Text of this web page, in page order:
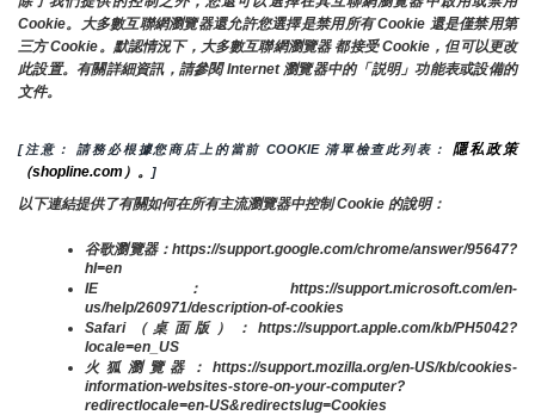
Cookie。大多數互聯網瀏覽器還允許您選擇是禁用所有 Cookie 還是僅禁用第
三方 Cookie。默認情況下，大多數互聯網瀏覽器 都接受 Cookie，但可以更改
此設置。有關詳細資訊，請參閱 Internet 瀏覽器中的「説明」功能表或設備的
文件。
[注意： 請務必根據您商店上的當前 COOKIE 清單檢查此列表： 隱私政策
（shopline.com）。
]
以下連結提供了有關如何在所有主流瀏覽器中控制 Cookie 的說明：
谷歌瀏覽器：https://support.google.com/chrome/answer/95647?
hl=en
IE：https://support.microsoft.com/en-
us/help/260971/description-of-cookies
Safari（桌面版）：https://support.apple.com/kb/PH5042?
locale=en_US
火狐瀏覽器：https://support.mozilla.org/en-US/kb/cookies-
information-websites-store-on-your-computer?
redirectlocale=en-US&redirectslug=Cookies